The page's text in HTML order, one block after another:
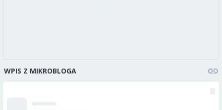
WPIS Z MIKROBLOGA